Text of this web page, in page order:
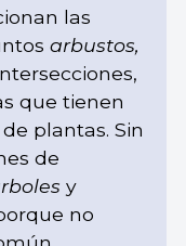
las
arbustos,
que tienen
plantas. Sin
de
y
no